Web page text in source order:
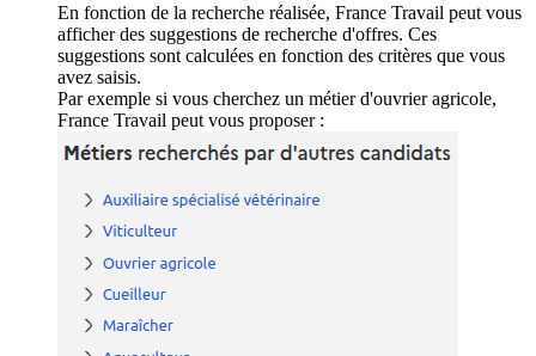
En fonction de la recherche réalisée, France Travail peut vous
afficher des suggestions de recherche d'offres. Ces
suggestions sont calculées en fonction des critères que vous
avez saisis.
Par exemple si vous cherchez un métier d'ouvrier agricole,
France Travail peut vous proposer :